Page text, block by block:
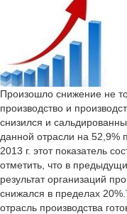
Произошло снижение не
производство и
снизился и
данной отрасли на 52,9%
2013 г. этот показатель
отметить, что в
результат организаций
снижался в пределах
отрасль производства